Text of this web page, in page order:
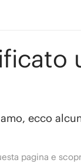
ecco
pagina e